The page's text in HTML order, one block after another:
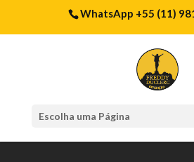
WhatsApp +55 (11)
Escolha uma Página